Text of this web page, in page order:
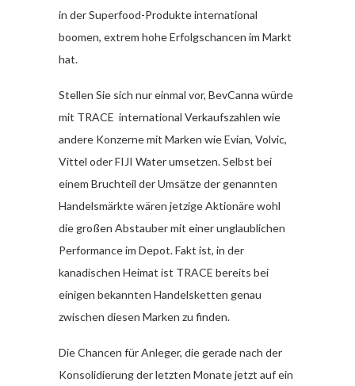
in der Superfood-Produkte international
boomen, extrem hohe Erfolgschancen im Markt
hat.
Stellen Sie sich nur einmal vor, BevCanna würde
mit TRACE international Verkaufszahlen wie
andere Konzerne mit Marken wie Evian, Volvic,
Vittel oder FIJI Water umsetzen. Selbst bei
einem Bruchteil der Umsätze der genannten
Handelsmärkte wären jetzige Aktionäre wohl
die großen Abstauber mit einer unglaublichen
Performance im Depot. Fakt ist, in der
kanadischen Heimat ist TRACE bereits bei
einigen bekannten Handelsketten genau
zwischen diesen Marken zu finden.
Die Chancen für Anleger, die gerade nach der
Konsolidierung der letzten Monate jetzt auf ein